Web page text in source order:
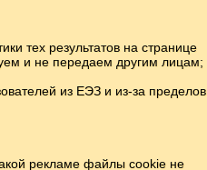
тех результатов на странице
и не передаем другим лицам;
из ЕЭЗ и из-за пределов
рекламе файлы cookie не